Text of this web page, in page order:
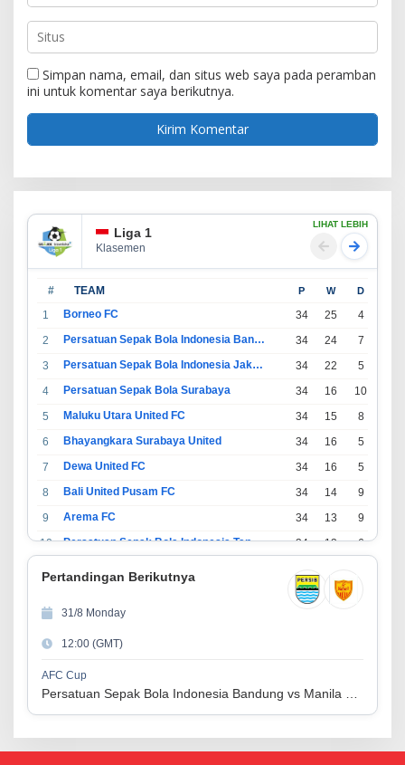
Simpan nama, email, dan situs web saya pada peramban
ini untuk komentar saya berikutnya.
Liga 1
Klasemen
LIHAT LEBIH
# TEAM P W D
1 Borneo FC 34 25 4
2
Persatuan Sepak Bola Indonesia Bandung 34 24 7
3
Persatuan Sepak Bola Indonesia Jakarta 34 22 5
4
Persatuan Sepak Bola Surabaya 34 16 10
5
Maluku Utara United FC 34 15 8
6
Bhayangkara Surabaya United 34 16 5
7
Dewa United FC 34 16 5
8
Bali United Pusam FC 34 14 9
9
Arema FC 34 13 9
10
Persatuan Sepak Bola Indonesia Tangerang 34 13 6
34 11
13
14
Madura United FC
15
Persatuan Sepakbola Makassar
16
Persis Solo 34 8 10
Pertandingan Berikutnya
31/8 Monday
12:00 (GMT)
AFC Cup